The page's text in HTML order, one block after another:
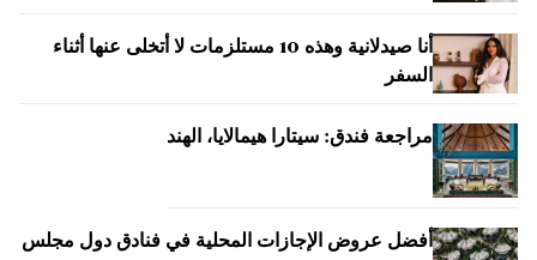
أنا صيدلانية وهذه 10 مستلزمات لا أتخلى عنها أثناء
السفر
مراجعة فندق: سيتارا هيمالايا، الهند
أفضل عروض الإجازات المحلية في فنادق دول مجلس